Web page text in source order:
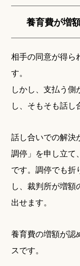
養育費が増
相手の同意が得ら
す。
しかし、支払う
し、そもそも話し
話し合いでの解決
調停」を申し立て
です。調停でも折
し、裁判所が増
出せます。
養育費の増額が認
スです。